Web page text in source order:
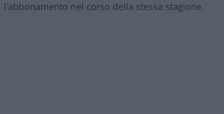
l’abbonamento nel corso della stessa stagione.